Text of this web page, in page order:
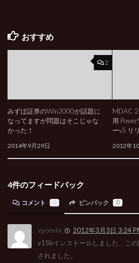
おすすめ
2
みずほ証券のWin2000が話題に
なってますが問題はそこじゃな
かった！
2014年9月29日
MDAC
用
ーv5 リ
2012年
4件のフィードバック
コメント ピンバック 0
vpointx
2012年3月3日 3:24
v15bインストールしました、こ
されました。